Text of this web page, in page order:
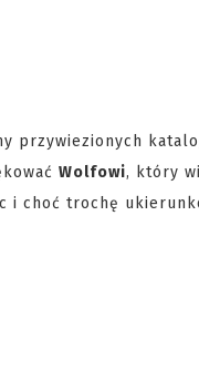
przywiezionych
Wolfowi, który
i choć trochę